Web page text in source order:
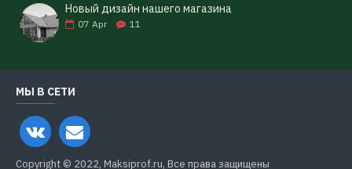
Новый дизайн нашего магазина
07 Apr 11
МЫ В СЕТИ
Copyright © 2022, Maksiprof.ru, Все права защищены